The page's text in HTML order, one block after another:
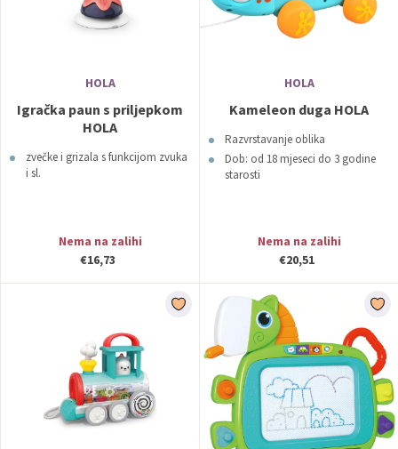
HOLA
Igračka paun s priljepkom
HOLA
zvečke i grizala s funkcijom zvuka
i sl.
Nema na zalihi
€16,73
HOLA
Kameleon duga HOLA
Razvrstavanje oblika
Dob: od 18 mjeseci do 3 godine
starosti
Nema na zalihi
€20,51